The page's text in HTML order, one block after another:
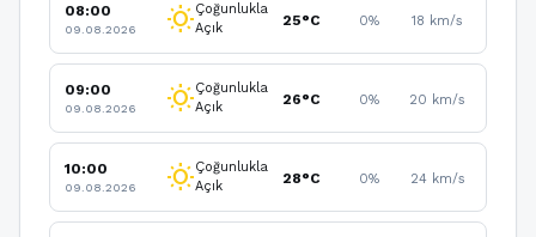
08:00
09.08.2026 wb_sunnyÇoğunlukla
Açık
25°C 0% 18 km/s
09:00
09.08.2026 wb_sunnyÇoğunlukla
Açık
26°C 0% 20 km/s
10:00
09.08.2026 wb_sunnyÇoğunlukla
Açık
28°C 0% 24 km/s